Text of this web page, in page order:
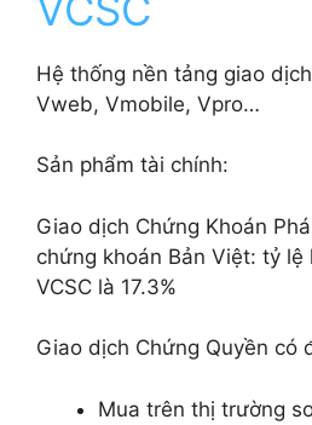
Hệ thống nền tảng giao
Vweb, Vmobile, Vpro…
Sản phẩm tài chính:
Giao dịch Chứng Khoán
chứng khoán Bản Việt: tỷ lệ
VCSC là 17.3%
Giao dịch Chứng Quyền có
Mua trên thị trường